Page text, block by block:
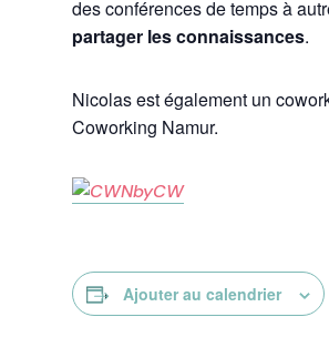
des conférences de temps à
partager les connaissances.
Nicolas est également un
Coworking Namur.
Ajouter au calendrier